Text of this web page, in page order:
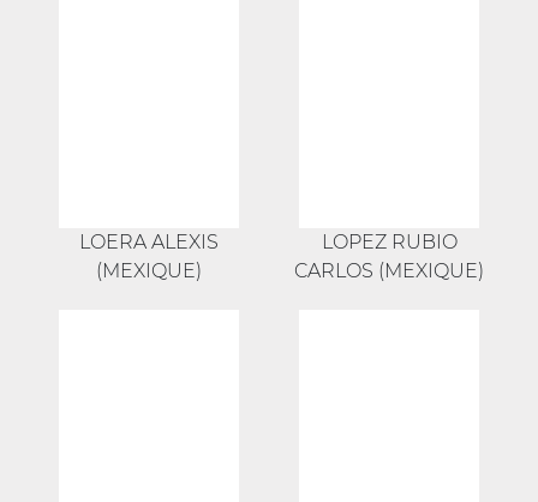
LOERA ALEXIS
(MEXIQUE)
LOPEZ RUBIO
CARLOS (MEXIQUE)